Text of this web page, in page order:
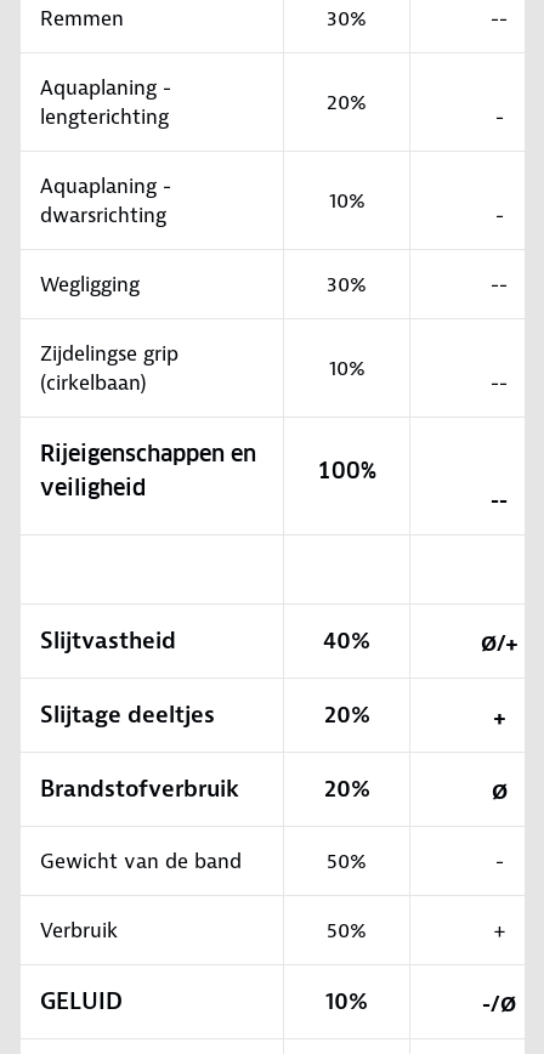
Remmen 30% --
Aquaplaning -
lengterichting
20%
-
Aquaplaning -
dwarsrichting
10%
-
Wegligging 30% --
Zijdelingse grip
(cirkelbaan)
10%
--
Rijeigenschappen en
veiligheid
100%
--
Slijtvastheid 40% Ø/+
Slijtage deeltjes 20% +
Brandstofverbruik 20% Ø
Gewicht van de band 50% -
Verbruik 50% +
GELUID 10% -/Ø